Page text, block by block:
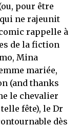
pour être
ne rajeunit
rappelle à
de la fiction
Mina
mariée,
(and thanks
le chevalier
fête), le Dr
dès